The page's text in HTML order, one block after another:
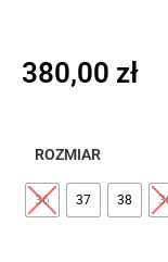
380,00 zł
ROZMIAR
36 37 38